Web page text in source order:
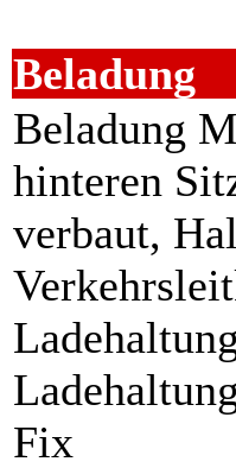
Beladung
Beladung
hinteren
verbaut,
Fix